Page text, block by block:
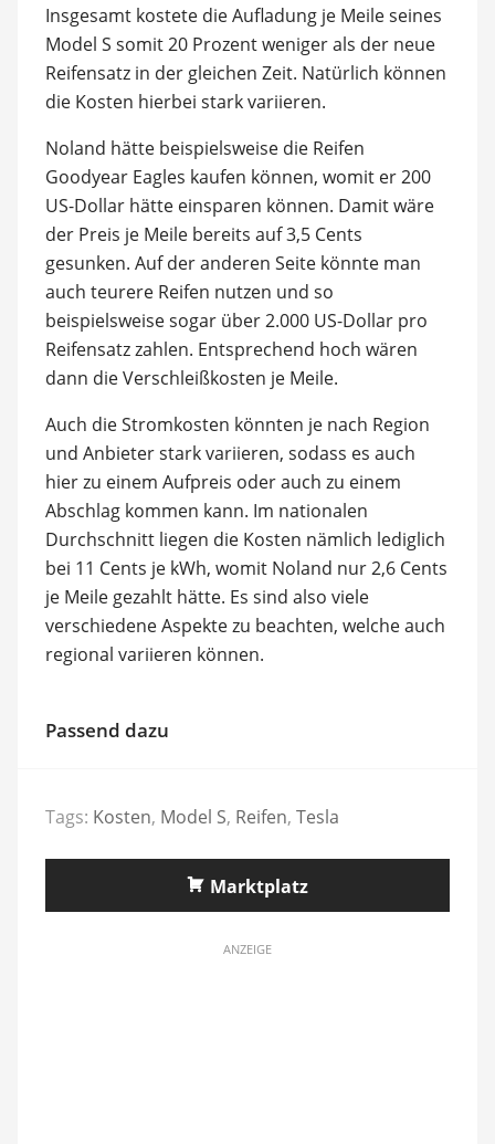
Insgesamt kostete die Aufladung je Meile seines
Model S somit 20 Prozent weniger als der neue
Reifensatz in der gleichen Zeit. Natürlich können
die Kosten hierbei stark variieren.
Noland hätte beispielsweise die Reifen
Goodyear Eagles kaufen können, womit er 200
US-Dollar hätte einsparen können. Damit wäre
der Preis je Meile bereits auf 3,5 Cents
gesunken. Auf der anderen Seite könnte man
auch teurere Reifen nutzen und so
beispielsweise sogar über 2.000 US-Dollar pro
Reifensatz zahlen. Entsprechend hoch wären
dann die Verschleißkosten je Meile.
Auch die Stromkosten könnten je nach Region
und Anbieter stark variieren, sodass es auch
hier zu einem Aufpreis oder auch zu einem
Abschlag kommen kann. Im nationalen
Durchschnitt liegen die Kosten nämlich lediglich
bei 11 Cents je kWh, womit Noland nur 2,6 Cents
je Meile gezahlt hätte. Es sind also viele
verschiedene Aspekte zu beachten, welche auch
regional variieren können.
Passend dazu
Tags: Kosten, Model S, Reifen, Tesla
Marktplatz
ANZEIGE